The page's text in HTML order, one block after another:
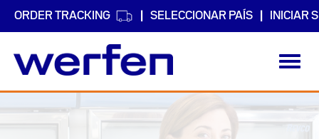
ORDER TRACKING SELECCIONAR PAÍS INICIAR